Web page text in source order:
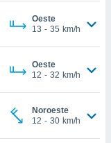
Oeste
13 - 35 km/h
Oeste
12 - 32 km/h
Noroeste
12 - 30 km/h